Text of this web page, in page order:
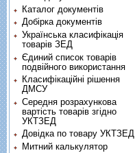
Каталог документів
Добірка документів
Українська класифікація
товарів ЗЕД
Єдиний список товарів
подвійного використання
Класифікаційні рішення
ДМСУ
Середня розрахункова
вартість товарів згідно
УКТЗЕД
Довідка по товару УКТЗЕД
Митний калькулятор